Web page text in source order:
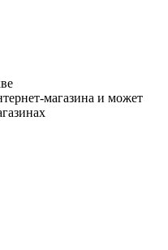
магазина и может